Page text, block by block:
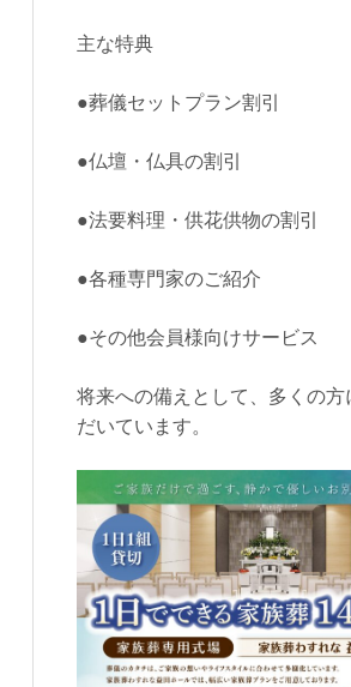
主な特典
●葬儀セットプラン割引
●仏壇・仏具の割引
●法要料理・供花供物の割引
●各種専門家のご紹介
●その他会員様向けサービス
将来への備えとして、多くの方
だいています。